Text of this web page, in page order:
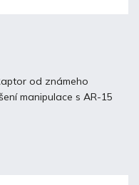
od známeho
manipulace s AR-15